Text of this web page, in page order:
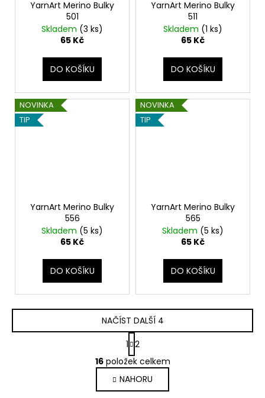
YarnArt Merino Bulky
501
Skladem (3 ks)
65 Kč
DO KOŠÍKU
YarnArt Merino Bulky
511
Skladem (1 ks)
65 Kč
DO KOŠÍKU
NOVINKA
TIP
YarnArt Merino Bulky
556
Skladem (5 ks)
65 Kč
DO KOŠÍKU
NOVINKA
TIP
YarnArt Merino Bulky
565
Skladem (5 ks)
65 Kč
DO KOŠÍKU
O
v
l
NAČÍST DALŠÍ 4
S
t
r
á
n
k
1 2
16položek celkem
NAHORU